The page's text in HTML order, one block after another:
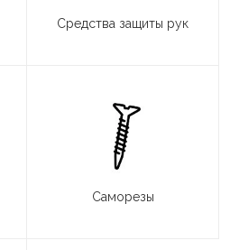
Средства защиты рук
Саморезы